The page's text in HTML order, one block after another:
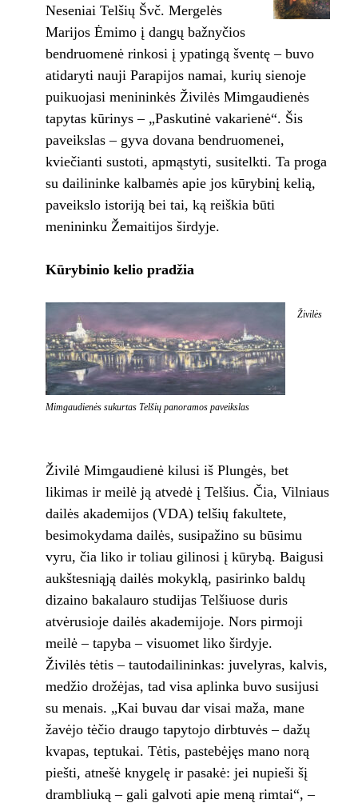
Neseniai Telšių Švč. Mergelės
Marijos Ėmimo į dangų bažnyčios
bendruomenė rinkosi į ypatingą šventę – buvo
atidaryti nauji Parapijos namai, kurių sienoje
puikuojasi menininkės Živilės Mimgaudienės
tapytas kūrinys – „Paskutinė vakarienė“. Šis
paveikslas – gyva dovana bendruomenei,
kviečianti sustoti, apmąstyti, susitelkti. Ta proga
su dailininke kalbamės apie jos kūrybinį kelią,
paveikslo istoriją bei tai, ką reiškia būti
menininku Žemaitijos širdyje.
Kūrybinio kelio pradžia
Živilės
Mimgaudienės sukurtas Telšių panoramos paveikslas
Živilė Mimgaudienė kilusi iš Plungės, bet
likimas ir meilė ją atvedė į Telšius. Čia, Vilniaus
dailės akademijos (VDA) telšių fakultete,
besimokydama dailės, susipažino su būsimu
vyru, čia liko ir toliau gilinosi į kūrybą. Baigusi
aukštesniąją dailės mokyklą, pasirinko baldų
dizaino bakalauro studijas Telšiuose duris
atvėrusioje dailės akademijoje. Nors pirmoji
meilė – tapyba – visuomet liko širdyje.
Živilės tėtis – tautodailininkas: juvelyras, kalvis,
medžio drožėjas, tad visa aplinka buvo susijusi
su menais. „Kai buvau dar visai maža, mane
žavėjo tėčio draugo tapytojo dirbtuvės – dažų
kvapas, teptukai. Tėtis, pastebėjęs mano norą
piešti, atnešė knygelę ir pasakė: jei nupieši šį
drambliuką – gali galvoti apie meną rimtai“, –